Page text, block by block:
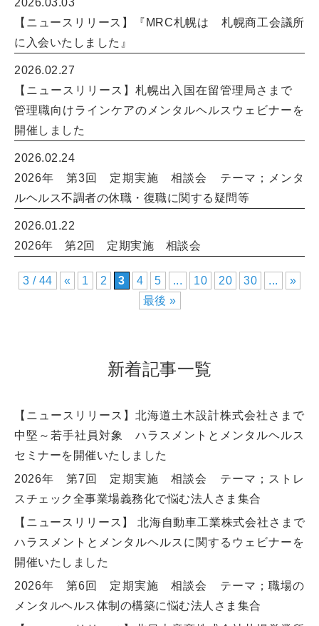
2026.03.03
【ニュースリリース】『МRC札幌は 札幌商工会議所
に入会いたしました』
2026.02.27
【ニュースリリース】札幌出入国在留管理局さまで
管理職向けラインケアのメンタルヘルスウェビナーを
開催しました
2026.02.24
2026年 第3回 定期実施 相談会 テーマ；メンタ
ルヘルス不調者の休職・復職に関する疑問等
2026.01.22
2026年 第2回 定期実施 相談会
3 / 44 « 1 2 3 4 5 ... 10 20 30 ...
»
最後 »
新着記事一覧
【ニュースリリース】北海道土木設計株式会社さまで
中堅～若手社員対象 ハラスメントとメンタルヘルス
セミナーを開催いたしました
2026年 第7回 定期実施 相談会 テーマ；ストレ
スチェック全事業場義務化で悩む法人さま集合
【ニュースリリース】 北海自動車工業株式会社さまで
ハラスメントとメンタルヘルスに関するウェビナーを
開催いたしました
2026年 第6回 定期実施 相談会 テーマ；職場の
メンタルヘルス体制の構築に悩む法人さま集合